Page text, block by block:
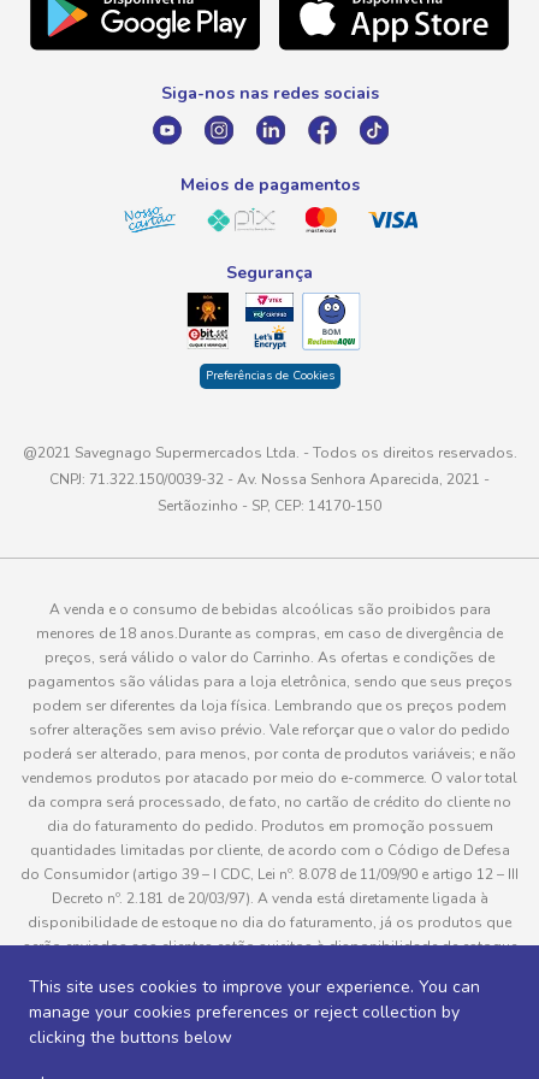
This site uses cookies to improve your experience. You can
manage your cookies preferences or reject collection by
clicking the buttons below
Promoção Fim de Ano
Telefone
0800 016 6680
atendimento@savegnago.com.br
Siga-nos nas redes sociais
Meios de pagamentos
Segurança
Preferências de Cookies
@2021 Savegnago Supermercados Ltda. - Todos os direitos reservados.
CNPJ: 71.322.150/0039-32 - Av. Nossa Senhora Aparecida, 2021 -
Sertãozinho - SP, CEP: 14170-150
A venda e o consumo de bebidas alcoólicas são proibidos para
menores de 18 anos.Durante as compras, em caso de divergência de
preços, será válido o valor do Carrinho. As ofertas e condições de
pagamentos são válidas para a loja eletrônica, sendo que seus preços
podem ser diferentes da loja física. Lembrando que os preços podem
sofrer alterações sem aviso prévio. Vale reforçar que o valor do pedido
poderá ser alterado, para menos, por conta de produtos variáveis; e não
vendemos produtos por atacado por meio do e-commerce. O valor total
da compra será processado, de fato, no cartão de crédito do cliente no
dia do faturamento do pedido. Produtos em promoção possuem
quantidades limitadas por cliente, de acordo com o Código de Defesa
do Consumidor (artigo 39 – I CDC, Lei nº. 8.078 de 11/09/90 e artigo 12 – III
Decreto nº. 2.181 de 20/03/97). A venda está diretamente ligada à
disponibilidade de estoque no dia do faturamento, já os produtos que
serão enviados aos clientes estão sujeitos à disponibilidade de estoque
pedido do cliente, este não será entregue e o valor do item não será
cobrado. As fotos dos produtos no site são ilustrativas, podendo haver
divergência com o produto real e todos os pedidos estão sujeitos à